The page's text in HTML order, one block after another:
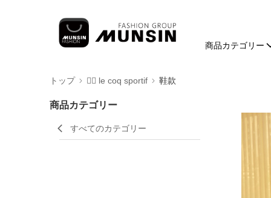
商品カテゴリー
トップ 🚴‍♂️ le coq sportif 鞋款
商品カテゴリー
すべてのカテゴリー